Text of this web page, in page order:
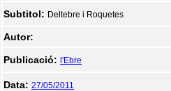
Subtitol: Deltebre i Roquetes
Autor:
Publicació: l'Ebre
Data: 27/05/2011